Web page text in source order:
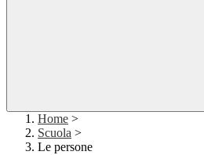
Home >
Scuola >
Le persone